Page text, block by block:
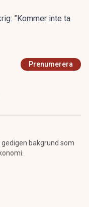
”Kommer inte ta
Prenumerera
bakgrund som